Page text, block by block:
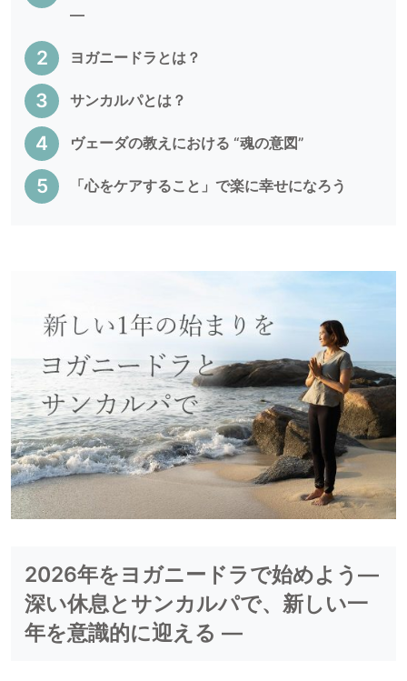
—
ヨガニードラとは？
サンカルパとは？
ヴェーダの教えにおける “魂の意図”
「心をケアすること」で楽に幸せになろう
2026年をヨガニードラで始めよう—
深い休息とサンカルパで、新しい一
年を意識的に迎える —